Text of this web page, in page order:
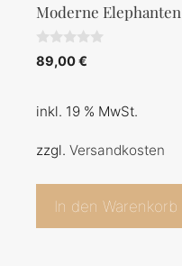
Moderne
0
v
5
89,00€
inkl. 19 % MwSt.
zzgl. Versandkosten
In den Warenkorb